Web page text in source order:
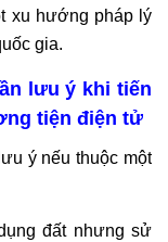
xu hướng pháp lý
gia.
lưu ý khi tiến
tiện điện tử
ý nếu thuộc một
đất nhưng sử